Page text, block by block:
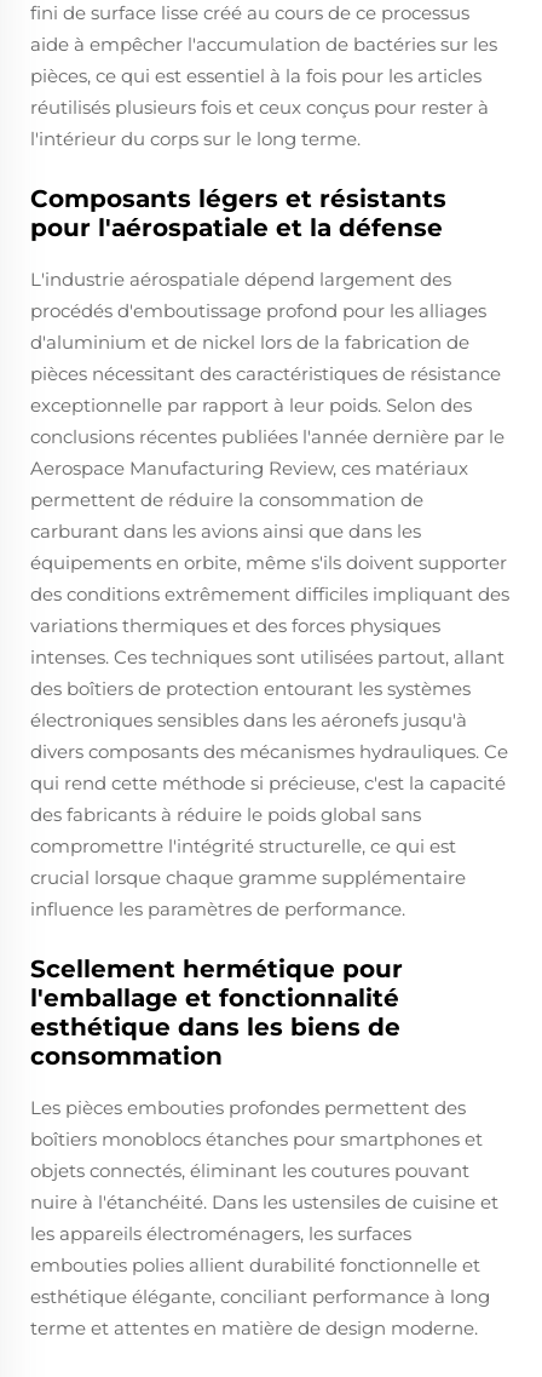
fini de surface lisse créé au cours de ce processus
aide à empêcher l'accumulation de bactéries sur les
pièces, ce qui est essentiel à la fois pour les articles
réutilisés plusieurs fois et ceux conçus pour rester à
l'intérieur du corps sur le long terme.
Composants légers et résistants
pour l'aérospatiale et la défense
L'industrie aérospatiale dépend largement des
procédés d'emboutissage profond pour les alliages
d'aluminium et de nickel lors de la fabrication de
pièces nécessitant des caractéristiques de résistance
exceptionnelle par rapport à leur poids. Selon des
conclusions récentes publiées l'année dernière par le
Aerospace Manufacturing Review, ces matériaux
permettent de réduire la consommation de
carburant dans les avions ainsi que dans les
équipements en orbite, même s'ils doivent supporter
des conditions extrêmement difficiles impliquant des
variations thermiques et des forces physiques
intenses. Ces techniques sont utilisées partout, allant
des boîtiers de protection entourant les systèmes
électroniques sensibles dans les aéronefs jusqu'à
divers composants des mécanismes hydrauliques. Ce
qui rend cette méthode si précieuse, c'est la capacité
des fabricants à réduire le poids global sans
compromettre l'intégrité structurelle, ce qui est
crucial lorsque chaque gramme supplémentaire
influence les paramètres de performance.
Scellement hermétique pour
l'emballage et fonctionnalité
esthétique dans les biens de
consommation
Les pièces embouties profondes permettent des
boîtiers monoblocs étanches pour smartphones et
objets connectés, éliminant les coutures pouvant
nuire à l'étanchéité. Dans les ustensiles de cuisine et
les appareils électroménagers, les surfaces
embouties polies allient durabilité fonctionnelle et
esthétique élégante, conciliant performance à long
terme et attentes en matière de design moderne.